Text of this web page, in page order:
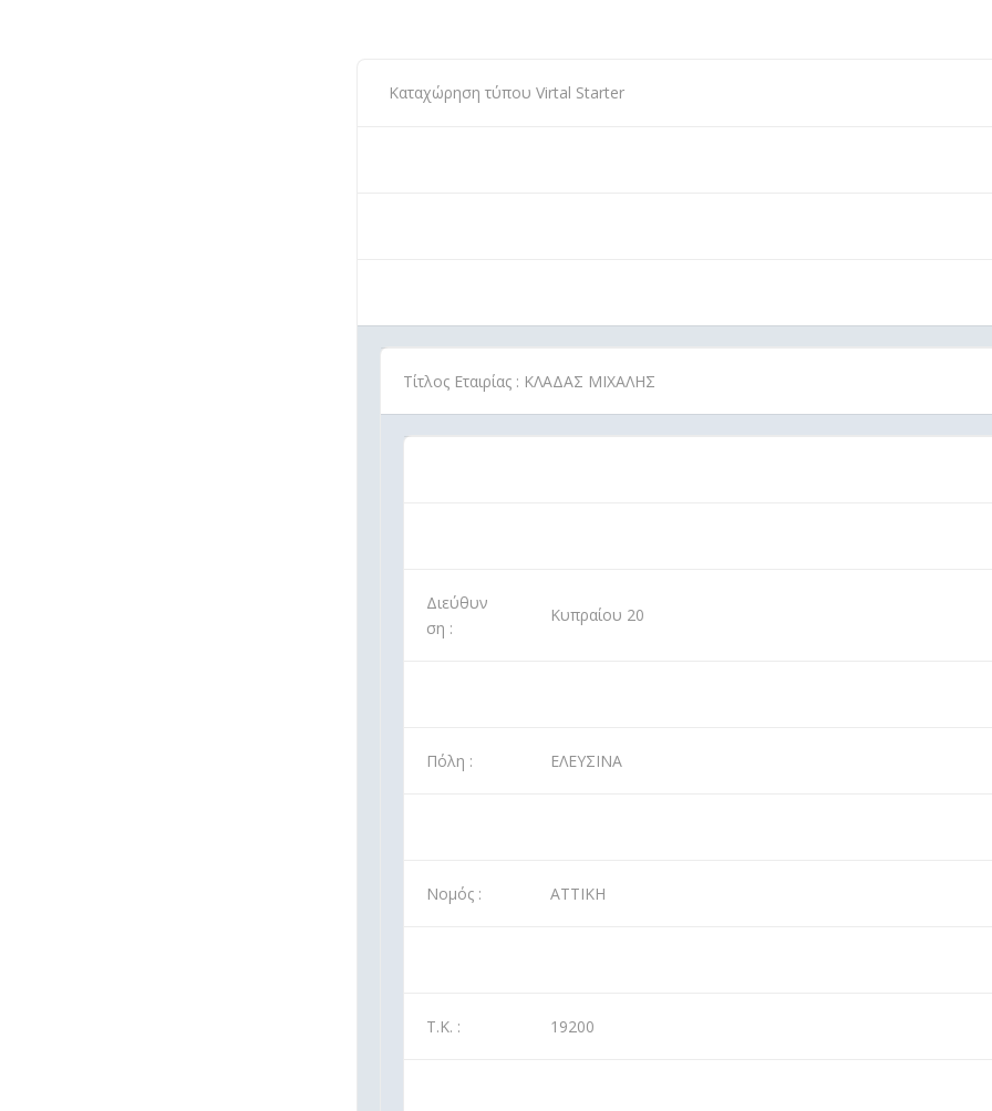
Καταχώρηση τύπου Virtal Starter
Τίτλος Εταιρίας : ΚΛΑΔΑΣ ΜΙΧΑΛΗΣ
Διεύθυν
ση :
Κυπραίου 20
Πόλη : ΕΛΕΥΣΙΝΑ
Νομός : ΑΤΤΙΚΗ
Τ.Κ. : 19200